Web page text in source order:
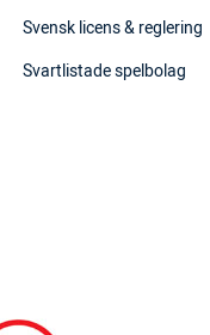
Svensk licens & reglering
Svartlistade spelbolag